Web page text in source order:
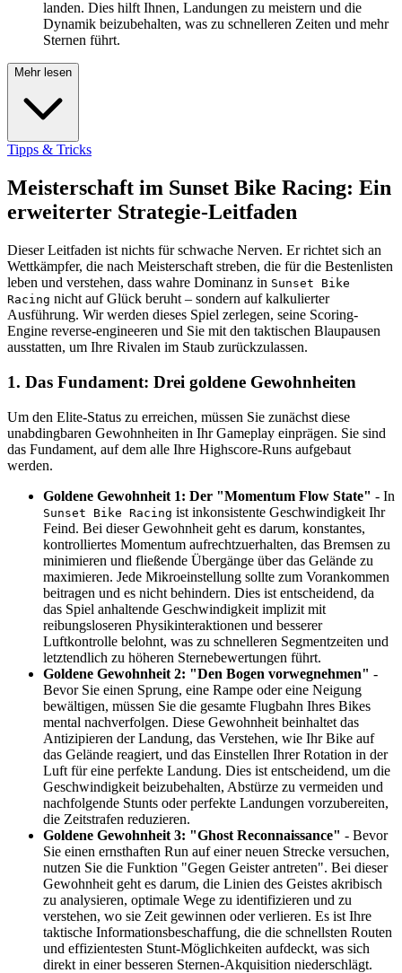
landen. Dies hilft Ihnen, Landungen zu meistern und die
Dynamik beizubehalten, was zu schnelleren Zeiten und mehr
Sternen führt.
Mehr lesen
Tipps & Tricks
Meisterschaft im Sunset Bike Racing: Ein
erweiterter Strategie-Leitfaden
Dieser Leitfaden ist nichts für schwache Nerven. Er richtet sich an
Wettkämpfer, die nach Meisterschaft streben, die für die Bestenlisten
leben und verstehen, dass wahre Dominanz in Sunset Bike
Racing nicht auf Glück beruht – sondern auf kalkulierter
Ausführung. Wir werden dieses Spiel zerlegen, seine Scoring-
Engine reverse-engineeren und Sie mit den taktischen Blaupausen
ausstatten, um Ihre Rivalen im Staub zurückzulassen.
1. Das Fundament: Drei goldene Gewohnheiten
Um den Elite-Status zu erreichen, müssen Sie zunächst diese
unabdingbaren Gewohnheiten in Ihr Gameplay einprägen. Sie sind
das Fundament, auf dem alle Ihre Highscore-Runs aufgebaut
werden.
Goldene Gewohnheit 1: Der "Momentum Flow State" - In
Sunset Bike Racing ist inkonsistente Geschwindigkeit Ihr
Feind. Bei dieser Gewohnheit geht es darum, konstantes,
kontrolliertes Momentum aufrechtzuerhalten, das Bremsen zu
minimieren und fließende Übergänge über das Gelände zu
maximieren. Jede Mikroeinstellung sollte zum Vorankommen
beitragen und es nicht behindern. Dies ist entscheidend, da
das Spiel anhaltende Geschwindigkeit implizit mit
reibungsloseren Physikinteraktionen und besserer
Luftkontrolle belohnt, was zu schnelleren Segmentzeiten und
letztendlich zu höheren Sternebewertungen führt.
Goldene Gewohnheit 2: "Den Bogen vorwegnehmen" -
Bevor Sie einen Sprung, eine Rampe oder eine Neigung
bewältigen, müssen Sie die gesamte Flugbahn Ihres Bikes
mental nachverfolgen. Diese Gewohnheit beinhaltet das
Antizipieren der Landung, das Verstehen, wie Ihr Bike auf
das Gelände reagiert, und das Einstellen Ihrer Rotation in der
Luft für eine perfekte Landung. Dies ist entscheidend, um die
Geschwindigkeit beizubehalten, Abstürze zu vermeiden und
nachfolgende Stunts oder perfekte Landungen vorzubereiten,
die Zeitstrafen reduzieren.
Goldene Gewohnheit 3: "Ghost Reconnaissance" - Bevor
Sie einen ernsthaften Run auf einer neuen Strecke versuchen,
nutzen Sie die Funktion "Gegen Geister antreten". Bei dieser
Gewohnheit geht es darum, die Linien des Geistes akribisch
zu analysieren, optimale Wege zu identifizieren und zu
verstehen, wo sie Zeit gewinnen oder verlieren. Es ist Ihre
taktische Informationsbeschaffung, die die schnellsten Routen
und effizientesten Stunt-Möglichkeiten aufdeckt, was sich
direkt in einer besseren Sternen-Akquisition niederschlägt.